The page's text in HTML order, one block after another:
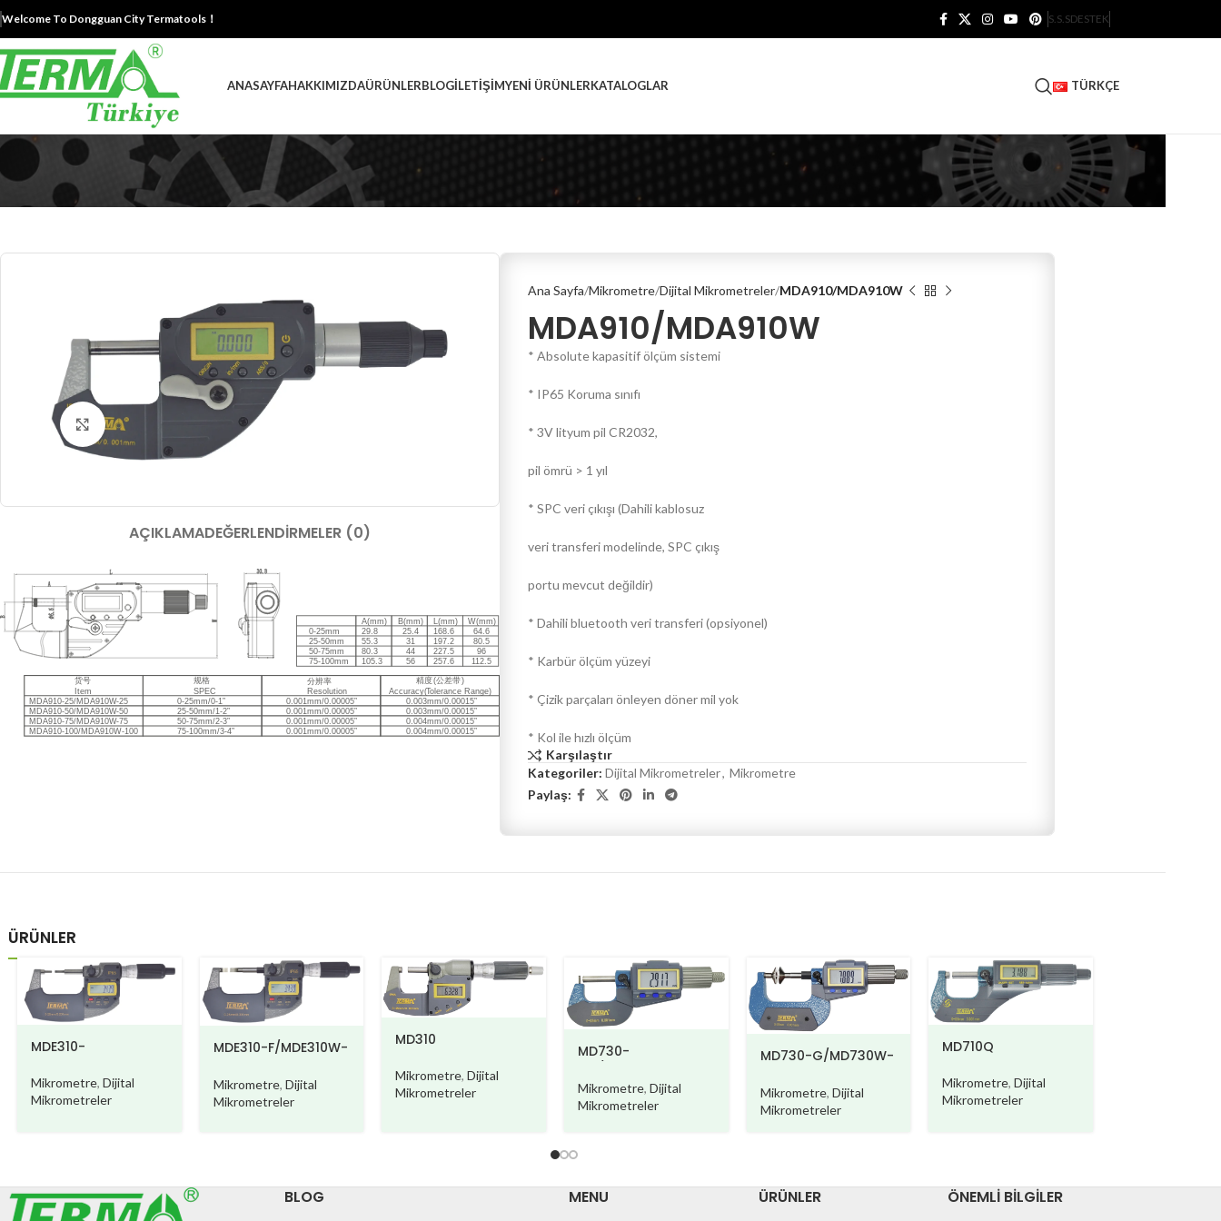
Welcome To Dongguan City Termatools！ S.S.SDESTEK
ANASAYFAHAKKIMIZDAÜRÜNLERBLOGİLETIŞIMYENI ÜRÜNLERKATALOGLAR TÜRKÇE
Büyütmek için tıklayın
AÇIKLAMADEĞERLENDIRMELER (0)
Ana Sayfa Mikrometre Dijital Mikrometreler MDA910/MDA910W
MDA910/MDA910W
* Absolute kapasitif ölçüm sistemi
* IP65 Koruma sınıfı
* 3V lityum pil CR2032,
pil ömrü > 1 yıl
* SPC veri çıkışı (Dahili kablosuz
veri transferi modelinde, SPC çıkış
portu mevcut değildir)
* Dahili bluetooth veri transferi (opsiyonel)
* Karbür ölçüm yüzeyi
* Çizik parçaları önleyen döner mil yok
* Kol ile hızlı ölçüm
Karşılaştır
Kategoriler: Dijital Mikrometreler, Mikrometre
Paylaş:
ÜRÜNLER
MDE310-
Mikrometre,Dijital
Mikrometreler
MDE310-F/MDE310W-
Mikrometre, Dijital
Mikrometreler
MD310
Mikrometre,Dijital
Mikrometreler
MD730-
Mikrometre, Dijital
Mikrometreler
MD730-G/MD730W-
Mikrometre, Dijital
Mikrometreler
MD710Q
Mikrometre,Dijital
Mikrometreler
BLOG MENU ÜRÜNLER ÖNEMLI BILGILER